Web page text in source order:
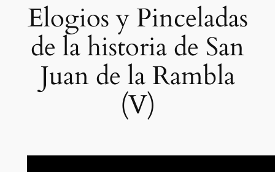
Elogios y Pinceladas
de la historia de San
Juan de la Rambla
(V)